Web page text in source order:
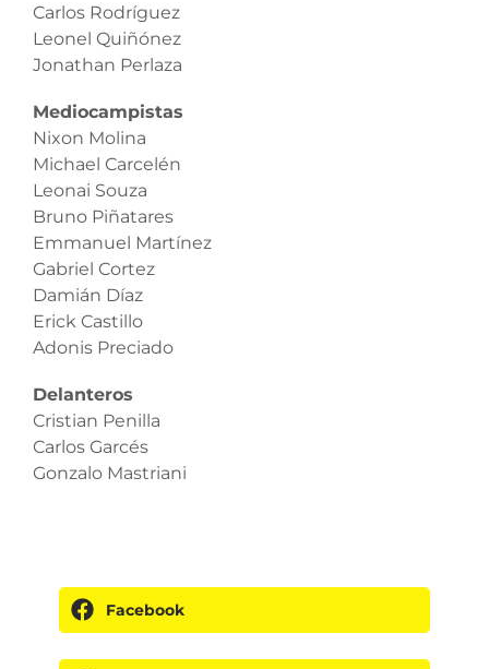
Carlos Rodríguez
Leonel Quiñónez
Jonathan Perlaza
Mediocampistas
Nixon Molina
Michael Carcelén
Leonai Souza
Bruno Piñatares
Emmanuel Martínez
Gabriel Cortez
Damián Díaz
Erick Castillo
Adonis Preciado
Delanteros
Cristian Penilla
Carlos Garcés
Gonzalo Mastriani
Facebook